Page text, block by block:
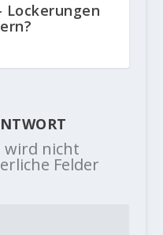
Lockerungen
wird nicht
Felder